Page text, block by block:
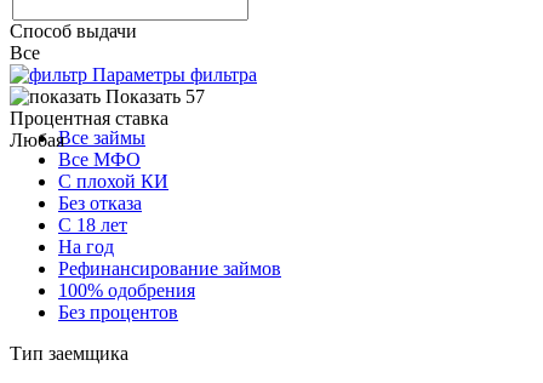
Способ выдачи
Все
Параметры фильтра
Показать 57
Процентная ставка
ЛюбаяВсе займы
Все МФО
С плохой КИ
Без отказа
С 18 лет
На год
Рефинансирование займов
100% одобрения
Без процентов
Тип заемщика